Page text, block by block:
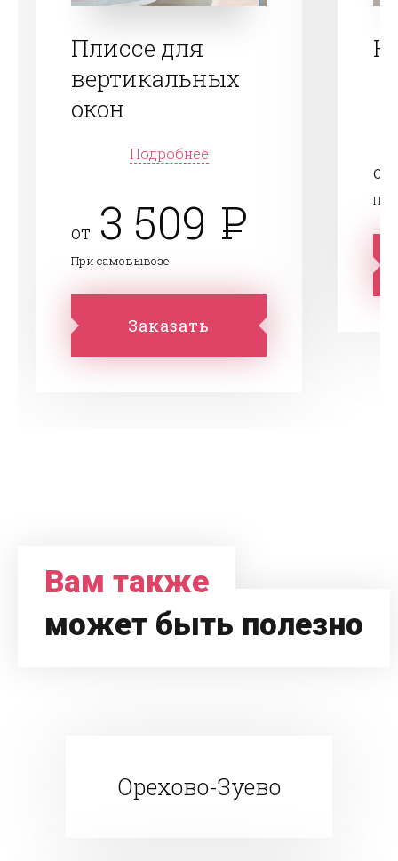
Плиссе для
вертикальных
окон
Подробнее
от 3 509
При самовывозе
Заказать
от
При
Вам также
может быть полезно
Орехово-Зуево